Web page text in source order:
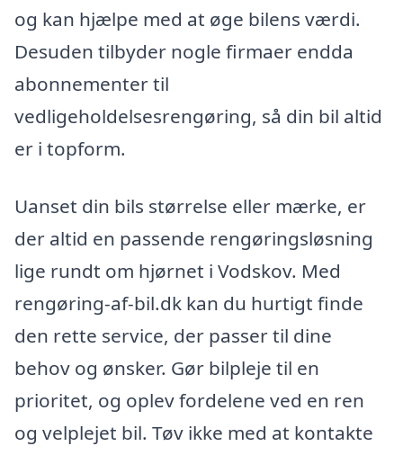
og kan hjælpe med at øge bilens værdi.
Desuden tilbyder nogle firmaer endda
abonnementer til
vedligeholdelsesrengøring, så din bil altid
er i topform.
Uanset din bils størrelse eller mærke, er
der altid en passende rengøringsløsning
lige rundt om hjørnet i Vodskov. Med
rengøring-af-bil.dk kan du hurtigt finde
den rette service, der passer til dine
behov og ønsker. Gør bilpleje til en
prioritet, og oplev fordelene ved en ren
og velplejet bil. Tøv ikke med at kontakte